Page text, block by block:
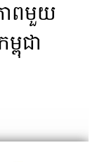
ាពមួយ
ពុជា